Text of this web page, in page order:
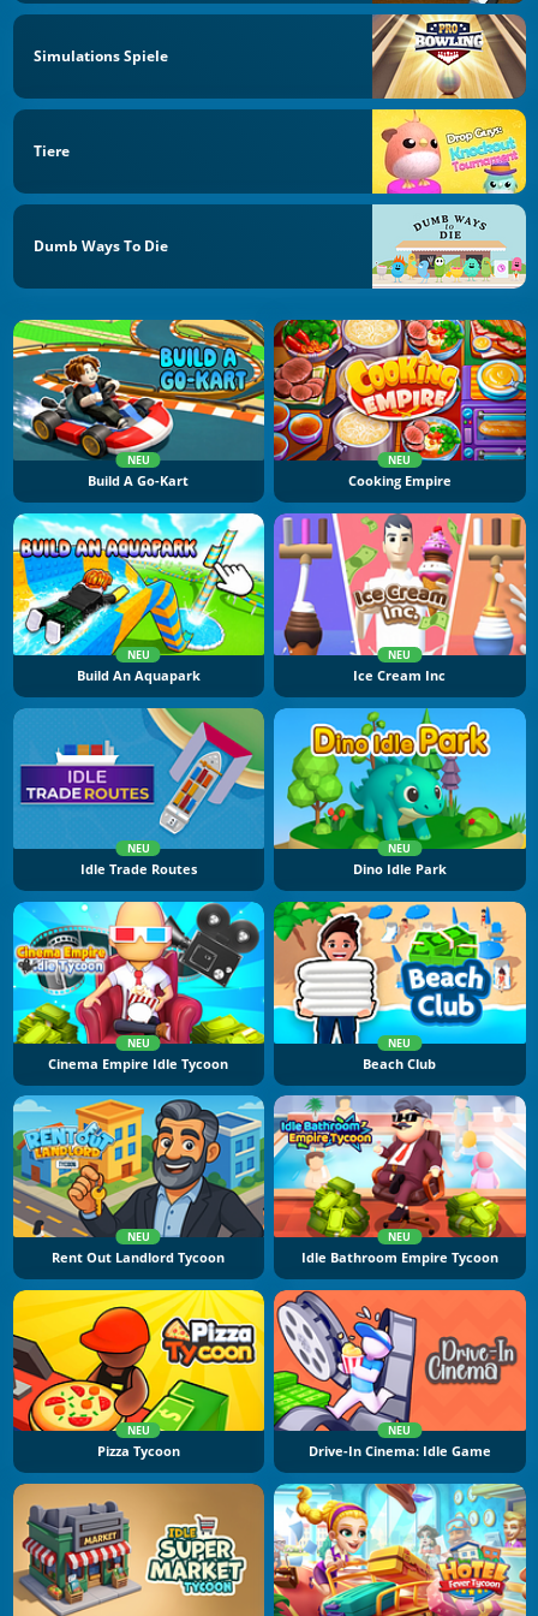
Simulations Spiele
Tiere
Dumb Ways To Die
NEU
Build A Go-Kart
NEU
Cooking Empire
NEU
Build An Aquapark
NEU
Ice Cream Inc
NEU
Idle Trade Routes
NEU
Dino Idle Park
NEU
Cinema Empire Idle Tycoon
NEU
Beach Club
NEU
Rent Out Landlord Tycoon
NEU
Idle Bathroom Empire Tycoon
NEU
Pizza Tycoon
NEU
Drive-In Cinema: Idle Game